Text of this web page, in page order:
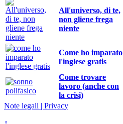
All'universo, di te,
non gliene frega
niente
Come ho imparato
l'inglese gratis
Come trovare
lavoro (anche con
la crisi)
Note legali | Privacy